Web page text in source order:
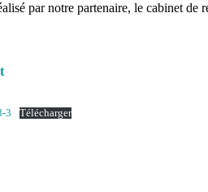
par notre partenaire, le cabinet de
3 Télécharger